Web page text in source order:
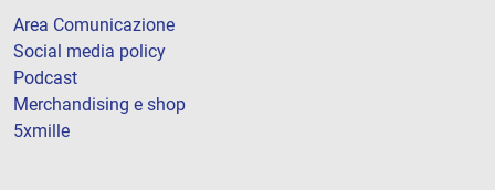
Area Comunicazione
Social media policy
Podcast
Merchandising e shop
5xmille